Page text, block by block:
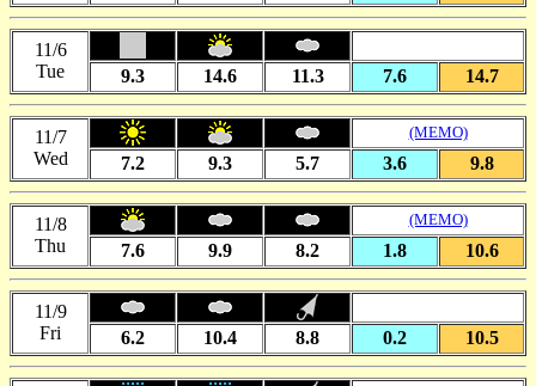
11/6
Tue
9.3 14.6 11.3 7.6 14.7
11/7
Wed
(MEMO)
7.2 9.3 5.7 3.6 9.8
11/8
Thu
(MEMO)
7.6 9.9 8.2 1.8 10.6
11/9
Fri
6.2 10.4 8.8 0.2 10.5